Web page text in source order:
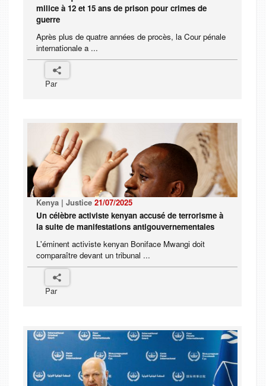
milice à 12 et 15 ans de prison pour crimes de
guerre
Après plus de quatre années de procès, la Cour pénale
internationale a ...
Par
Kenya | Justice 21/07/2025
Un célèbre activiste kenyan accusé de terrorisme à
la suite de manifestations antigouvernementales
L'éminent activiste kenyan Boniface Mwangi doit
comparaître devant un tribunal ...
Par